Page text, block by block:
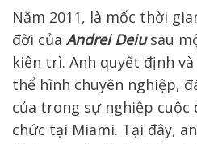
Năm 2011, là mốc thời
đời của Andrei Deiusau
kiên trì. Anh quyết định
thể hình chuyên nghiệp,
của trong sự nghiệp
chức tại Miami. Tại đây,